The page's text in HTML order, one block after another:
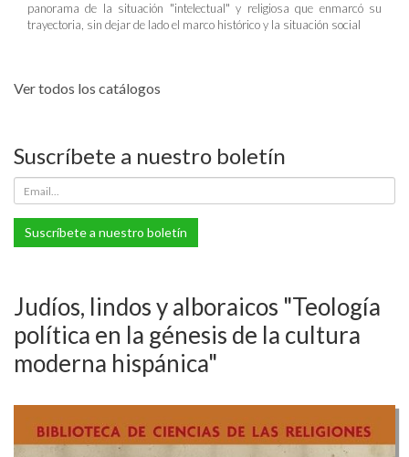
panorama de la situación "intelectual" y religiosa que enmarcó su
trayectoria, sin dejar de lado el marco histórico y la situación social
Ver todos los catálogos
Suscríbete a nuestro boletín
Suscríbete a nuestro boletín
Judíos, lindos y alboraicos "Teología
política en la génesis de la cultura
moderna hispánica"